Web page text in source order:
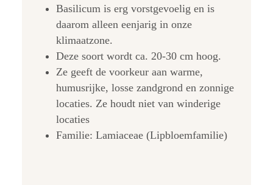
Basilicum is erg vorstgevoelig en is
daarom alleen eenjarig in onze
klimaatzone.
Deze soort wordt ca. 20-30 cm hoog.
Ze geeft de voorkeur aan warme,
humusrijke, losse zandgrond en zonnige
locaties. Ze houdt niet van winderige
locaties
Familie: Lamiaceae (Lipbloemfamilie)